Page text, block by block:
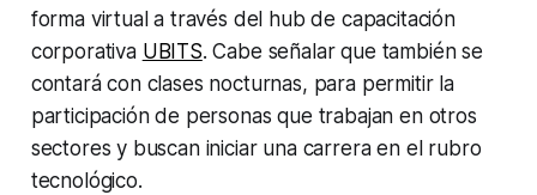
forma virtual a través del hub de capacitación
corporativa UBITS. Cabe señalar que también se
contará con clases nocturnas, para permitir la
participación de personas que trabajan en otros
sectores y buscan iniciar una carrera en el rubro
tecnológico.